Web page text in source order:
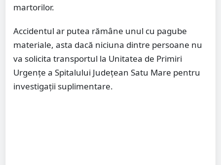
martorilor.
Accidentul ar putea rămâne unul cu pagube
materiale, asta dacă niciuna dintre persoane nu
va solicita transportul la Unitatea de Primiri
Urgențe a Spitalului Județean Satu Mare pentru
investigații suplimentare.